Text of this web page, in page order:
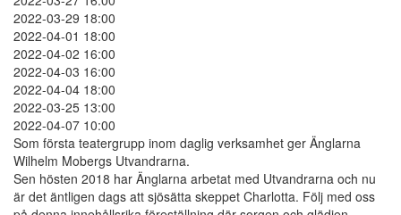
2022-03-29 18:00
2022-04-01 18:00
2022-04-02 16:00
2022-04-03 16:00
2022-04-04 18:00
2022-03-25 13:00
2022-04-07 10:00
Som första teatergrupp inom daglig verksamhet ger Änglarna
Wilhelm Mobergs Utvandrarna.
Sen hösten 2018 har Änglarna arbetat med Utvandrarna och nu
är det äntligen dags att sjösätta skeppet Charlotta. Följ med oss